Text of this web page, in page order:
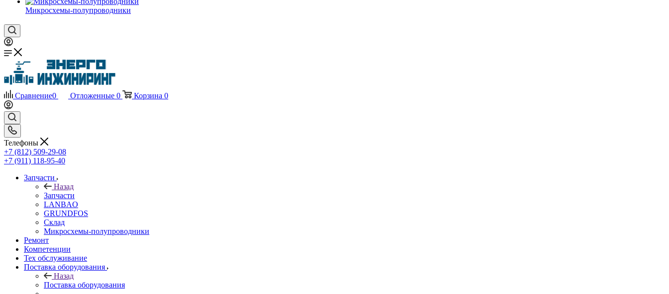
Микросхемы-полупроводники
Сравнение0 Отложенные 0 Корзина 0
Телефоны
+7 (812) 509-29-08
+7 (911) 118-95-40
Запчасти
Назад
Запчасти
LANBAO
GRUNDFOS
Склад
Микросхемы-полупроводники
Ремонт
Компетенции
Тех обслуживание
Поставка оборудования
Назад
Поставка оборудования